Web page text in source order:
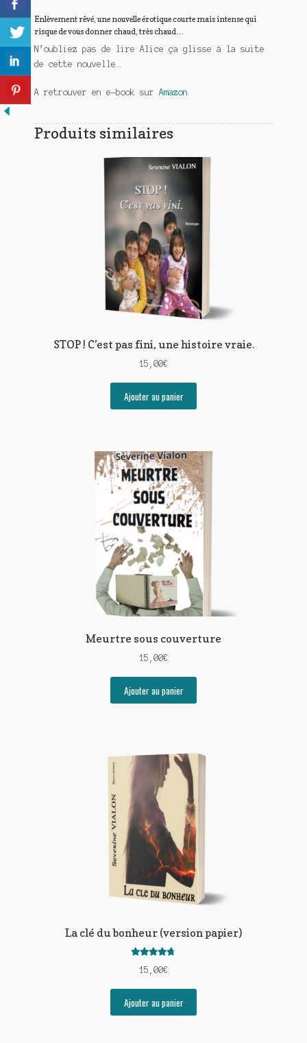
Enlèvement rêvé, une nouvelle érotique courte mais intense qui
risque de vous donner chaud, très chaud…
N’oubliez pas de lire Alice ça glisse à la suite
de cette nouvelle…
A retrouver en e-book sur Amazon
Produits similaires
STOP ! C’est pas fini, une histoire vraie.
15,00€
Ajouter au panier
Meurtre sous couverture
15,00€
Ajouter au panier
La clé du bonheur (version papier)
sur 5
15,00€
Ajouter au panier